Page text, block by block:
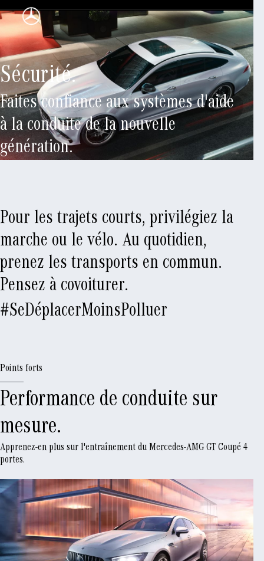
Sécurité.
Faites confiance aux systèmes d'aide
à la conduite de la nouvelle
génération.
Pour les trajets courts, privilégiez la
marche ou le vélo. Au quotidien,
prenez les transports en commun.
Pensez à covoiturer.​
#SeDéplacerMoinsPolluer
Points forts
Performance de conduite sur
mesure.
Apprenez-en plus sur l'entraînement du Mercedes-AMG GT Coupé 4
portes.